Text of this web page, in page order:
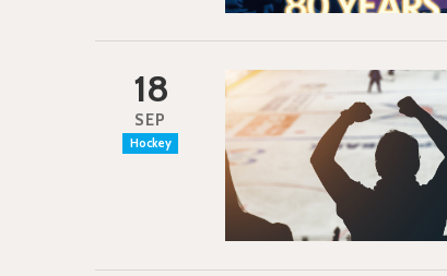
18
SEP
Hockey